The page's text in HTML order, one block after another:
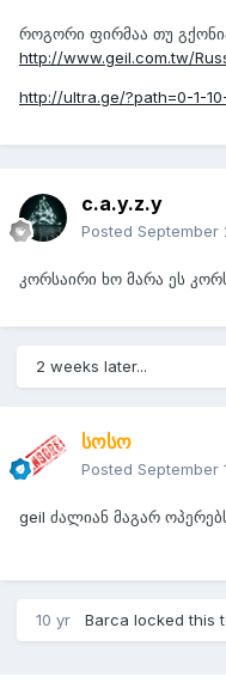
როგორი ფირმაა თუ
http://www.geil.com.tw/
http://ultra.ge/?path=0-1-
c.a.y.z.y
Posted September
კორსაირი ხო მარა ეს
2 weeks later...
სოსო
Posted September
geil ძალიან მაგარ
10 yr Barca locked this